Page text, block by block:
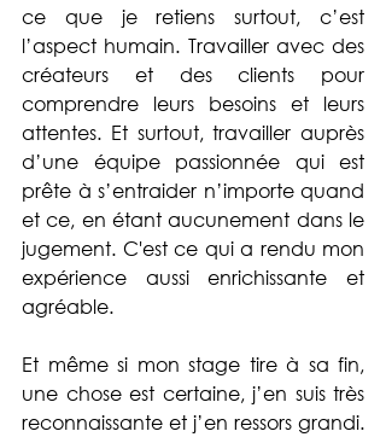
ce que je retiens surtout, c’est
l’aspect humain. Travailler avec des
créateurs et des clients pour
comprendre leurs besoins et leurs
attentes. Et surtout, travailler auprès
d’une équipe passionnée qui est
prête à s’entraider n’importe quand
et ce, en étant aucunement dans le
jugement. C'est ce qui a rendu mon
expérience aussi enrichissante et
agréable.
Et même si mon stage tire à sa fin,
une chose est certaine, j’en suis très
reconnaissante et j’en ressors grandi.